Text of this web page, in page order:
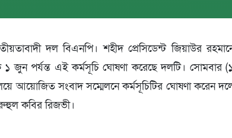
দল বিএনপি। শহীদ প্রেসিডেন্ট জিয়াউর
১ জুন পর্যন্ত এই কর্মসূচি ঘোষণা করেছে দলটি। সোমবার
আয়োজিত সংবাদ সম্মেলনে কর্মসূচিটির ঘোষণা করেন
রুহুল কবির রিজভী।